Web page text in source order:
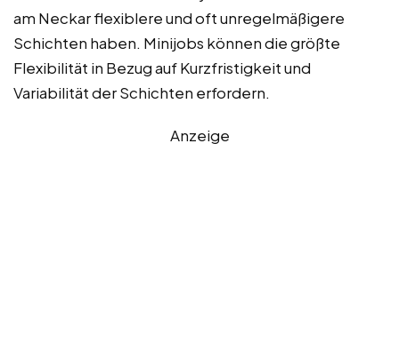
am Neckar flexiblere und oft unregelmäßigere
Schichten haben. Minijobs können die größte
Flexibilität in Bezug auf Kurzfristigkeit und
Variabilität der Schichten erfordern.
Anzeige